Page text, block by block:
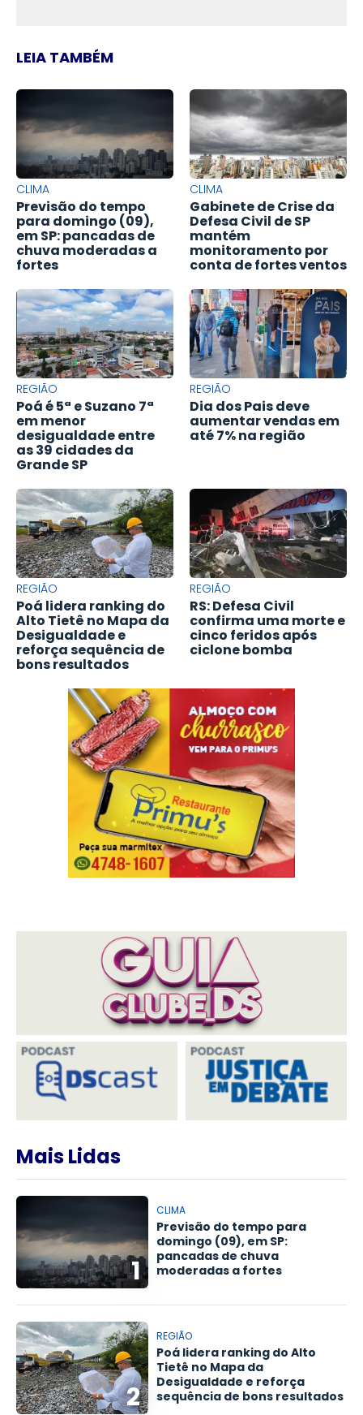
LEIA TAMBÉM
CLIMA
Previsão do tempo
para domingo (09),
em SP: pancadas de
chuva moderadas a
fortes
CLIMA
Gabinete de Crise da
Defesa Civil de SP
mantém
monitoramento por
conta de fortes ventos
REGIÃO
Poá é 5ª e Suzano 7ª
em menor
desigualdade entre
as 39 cidades da
Grande SP
REGIÃO
Dia dos Pais deve
aumentar vendas em
até 7% na região
REGIÃO
Poá lidera ranking do
Alto Tietê no Mapa da
Desigualdade e
reforça sequência de
bons resultados
REGIÃO
RS: Defesa Civil
confirma uma morte e
cinco feridos após
ciclone bomba
Mais Lidas
1
CLIMA
Previsão do tempo para
domingo (09), em SP:
pancadas de chuva
moderadas a fortes
2
REGIÃO
Poá lidera ranking do Alto
Tietê no Mapa da
Desigualdade e reforça
sequência de bons resultados